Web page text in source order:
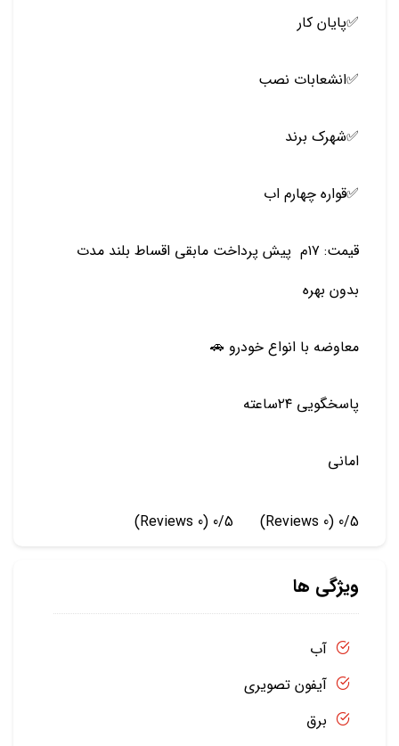
✅پایان کار
✅انشعابات نصب
✅شهرک برند
✅قواره چهارم اب
قیمت: ۱۷م پیش پرداخت مابقی اقساط بلند مدت
بدون بهره
معاوضه با انواع خودرو 🚗
پاسخگویی ۲۴ساعته
امانی
0/5
(0 Reviews)
0/5
(0 Reviews)
ویژگی ها
آب
آیفون تصویری
برق